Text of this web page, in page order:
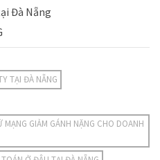
Đà Nẵng
TẠI ĐÀ NẴNG
GIẢM GÁNH NẶNG CHO DOANH